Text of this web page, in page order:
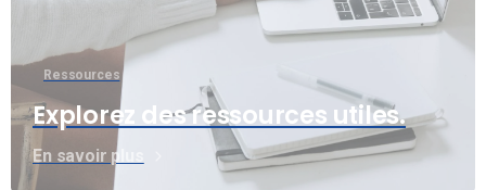
Ressources
Explorez des ressources utiles.
En savoir plus